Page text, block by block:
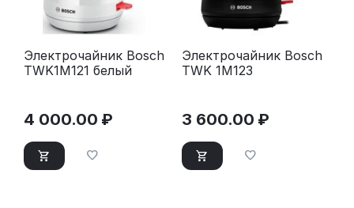
Электрочайник Bosch
TWK1M121 белый
4 000.00 ₽
Электрочайник Bosch
TWK 1M123
3 600.00 ₽